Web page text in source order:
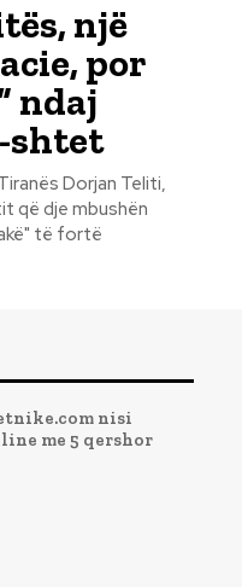
një
por
ndaj
shtet
Dorjan Teliti,
që dje mbushën
të fortë
nisi
me 5 qershor